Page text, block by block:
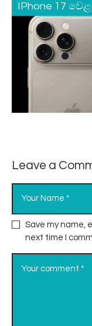
IPhone 17
Leave a
Save my name,
next time I